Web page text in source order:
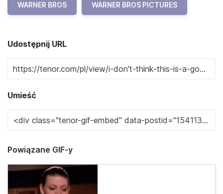
WARNER BROS WARNER BROS PICTURES
Udostępnij URL
Umieść
Powiązane GIF-y